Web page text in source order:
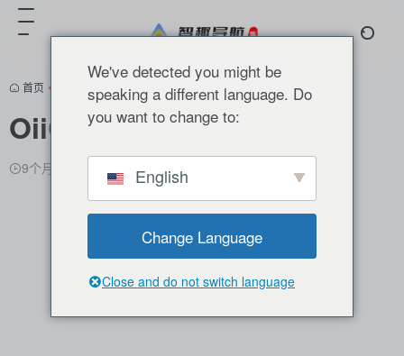
首页 • AI视频 AI视频创作 正文
OiiOii
9个月前更新 7,305
We've detected you might be
speaking a different language. Do
you want to change to:
English
Change Language
Close and do not switch language